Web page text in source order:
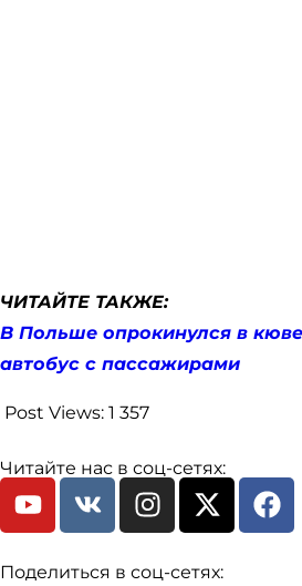
ЧИТАЙТЕ ТАКЖЕ:
В Польше опрокинулся в
автобус с пассажирами
Post Views: 1 357
Читайте нас в соц-сетях:
Поделиться в соц-сетях: